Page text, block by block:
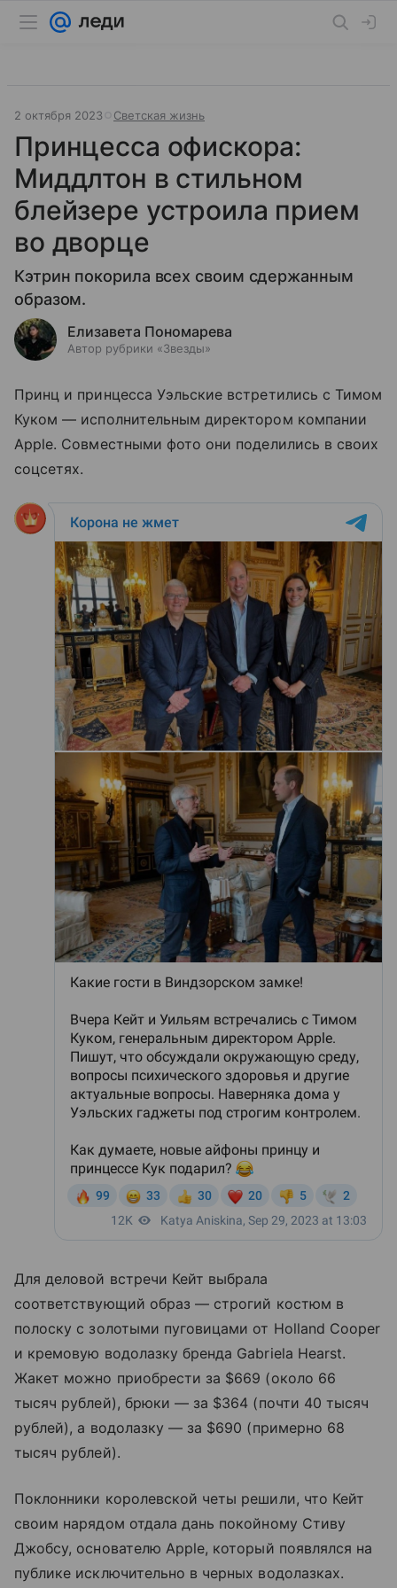
2 октября 2023 Светская жизнь
Принцесса офискора:
Миддлтон в стильном
блейзере устроила прием
во дворце
Кэтрин покорила всех своим сдержанным
образом.
Елизавета Пономарева
Автор рубрики «Звезды»
Принц и принцесса Уэльские встретились с Тимом
Куком — исполнительным директором компании
Apple. Совместными фото они поделились в своих
соцсетях.
Для деловой встречи Кейт выбрала
соответствующий образ — строгий костюм в
полоску с золотыми пуговицами от Holland Cooper
и кремовую водолазку бренда Gabriela Hearst.
Жакет можно приобрести за $669 (около 66
тысяч рублей), брюки — за $364 (почти 40 тысяч
рублей), а водолазку — за $690 (примерно 68
тысяч рублей).
Поклонники королевской четы решили, что Кейт
своим нарядом отдала дань покойному Стиву
Джобсу, основателю Apple, который появлялся на
публике исключительно в черных водолазках.